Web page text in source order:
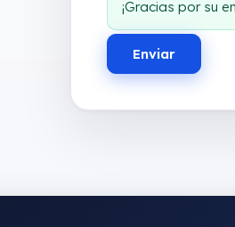
¡Gracias por su
Enviar